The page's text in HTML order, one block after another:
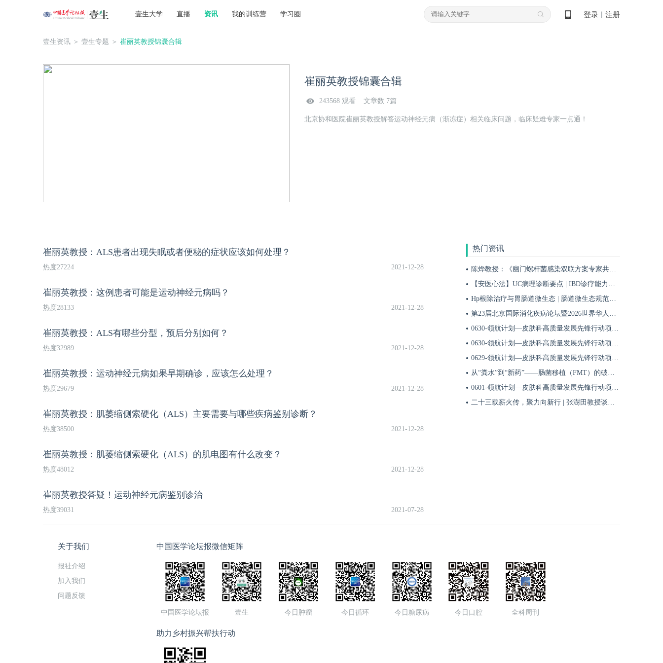
壹生大学 直播 资讯 我的训练营 学习圈 登录 注册
壹生资讯 ＞ 壹生专题 ＞ 崔丽英教授锦囊合辑
崔丽英教授锦囊合辑
243568 观看 文章数 7篇
北京协和医院崔丽英教授解答运动神经元病（渐冻症）相关临床问题，临床疑难专家一点通！
崔丽英教授：ALS患者出现失眠或者便秘的症状应该如何处理？
热度27224 2021-12-28
崔丽英教授：这例患者可能是运动神经元病吗？
热度28133 2021-12-28
崔丽英教授：ALS有哪些分型，预后分别如何？
热度32989 2021-12-28
崔丽英教授：运动神经元病如果早期确诊，应该怎么处理？
热度29679 2021-12-28
崔丽英教授：肌萎缩侧索硬化（ALS）主要需要与哪些疾病鉴别诊断？
热度38500 2021-12-28
崔丽英教授：肌萎缩侧索硬化（ALS）的肌电图有什么改变？
热度48012 2021-12-28
崔丽英教授答疑！运动神经元病鉴别诊治
热度39031 2021-07-28
热门资讯
陈烨教授：《幽门螺杆菌感染双联方案专家共识（2026）》解读 | BIDDF2026
【安医心法】UC病理诊断要点 | IBD诊疗能力系统提升5
Hp根除治疗与胃肠道微生态 | 肠道微生态规范化诊疗4
第23届北京国际消化疾病论坛暨2026世界华人消化医师年会盛大开幕
0630-领航计划—皮肤科高质量发展先锋行动项目第六季第65期
0630-领航计划—皮肤科高质量发展先锋行动项目第六季第64期
0629-领航计划—皮肤科高质量发展先锋行动项目第六季第63期
从“粪水”到“新药”——肠菌移植（FMT）的破局与临床应用全景 | 肠道微生态规范化诊疗1
0601-领航计划—皮肤科高质量发展先锋行动项目第六季第42期
二十三载薪火传，聚力向新行 | 张澍田教授谈中国消化医学的传承与突破
关于我们
报社介绍
加入我们
问题反馈
中国医学论坛报微信矩阵
中国医学论坛报 壹生 今日肿瘤 今日循环 今日糖尿病 今日口腔 全科周刊
助力乡村振兴帮扶行动